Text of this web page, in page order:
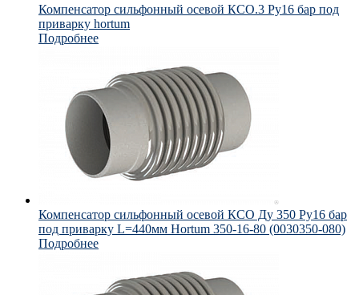
Компенсатор сильфонный осевой КСО.3 Ру16 бар под
приварку hortum
Подробнее
Компенсатор сильфонный осевой КСО Ду 350 Ру16 бар
под приварку L=440мм Hortum 350-16-80 (0030350-080)
Подробнее